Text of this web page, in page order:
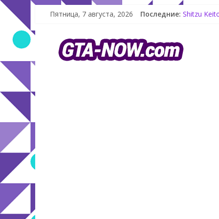
Пятница, 7 августа, 2026 Последние:
Как
Shitzu
GTA
Летнее